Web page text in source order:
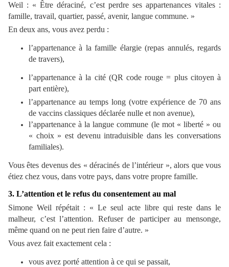
Weil : « Être déraciné, c’est perdre ses appartenances vitales :
famille, travail, quartier, passé, avenir, langue commune. »
En deux ans, vous avez perdu :
l’appartenance à la famille élargie (repas annulés, regards
de travers),
l’appartenance à la cité (QR code rouge = plus citoyen à
part entière),
l’appartenance au temps long (votre expérience de 70 ans
de vaccins classiques déclarée nulle et non avenue),
l’appartenance à la langue commune (le mot « liberté » ou
« choix » est devenu intraduisible dans les conversations
familiales).
Vous êtes devenus des « déracinés de l’intérieur », alors que vous
étiez chez vous, dans votre pays, dans votre propre famille.
3. L’attention et le refus du consentement au mal
Simone Weil répétait : « Le seul acte libre qui reste dans le
malheur, c’est l’attention. Refuser de participer au mensonge,
même quand on ne peut rien faire d’autre. »
Vous avez fait exactement cela :
vous avez porté attention à ce qui se passait,